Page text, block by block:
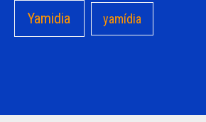
Yamidia yamídia